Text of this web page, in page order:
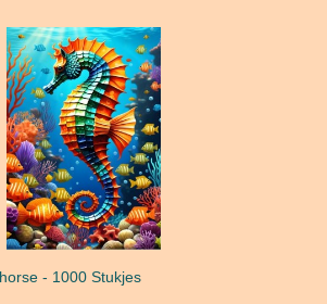
- 1000 Stukjes